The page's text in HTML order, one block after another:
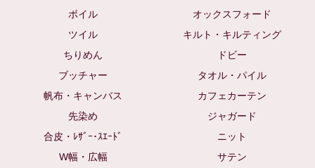
ボイル
オックスフォード
ツイル
キルト・キルティング
ちりめん
ドビー
ブッチャー
タオル・パイル
帆布・キャンバス
カフェカーテン
先染め
ジャガード
合皮・ﾚｻﾞｰ･ｽｴｰﾄﾞ
ニット
W幅・広幅
サテン